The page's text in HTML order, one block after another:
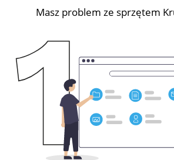
Masz problem ze sprzętem